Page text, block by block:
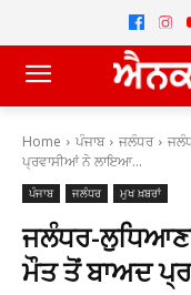
Home ਪੰਜਾਬ ਜਲੰਧਰ
ਪ੍ਰਵਾਸੀਆਂ ਨੇ ਲਾਇਆ...
ਪੰਜਾਬ ਜਲੰਧਰ ਮੁਖ ਖ਼ਬਰਾਂ
ਜਲੰਧਰ-
ਮੌਤ ਤੋਂ ਬਾਅਦ